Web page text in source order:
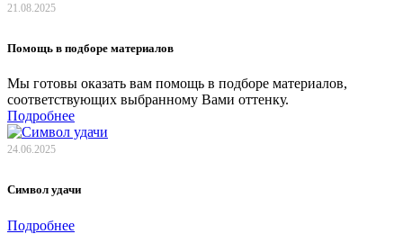
21.08.2025
Помощь в подборе материалов
Мы готовы оказать вам помощь в подборе материалов,
соответствующих выбранному Вами оттенку.
Подробнее
24.06.2025
Символ удачи
Подробнее